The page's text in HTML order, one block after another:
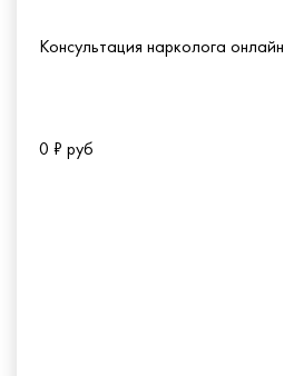
Консультация нарколога онлайн
0 ₽ руб